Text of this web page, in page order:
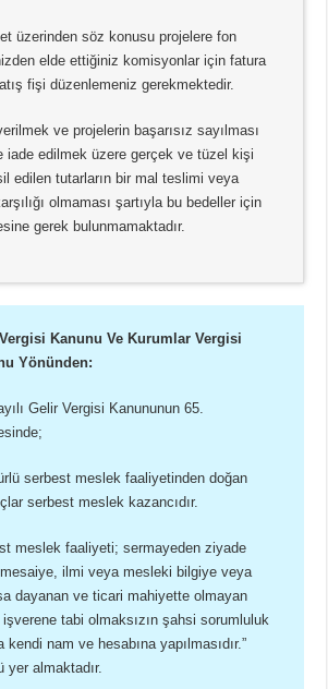
üzerinden söz konusu projelere fon
elde ettiğiniz komisyonlar için fatura
fişi düzenlemeniz gerekmektedir.
ve projelerin başarısız sayılması
iade edilmek üzere gerçek ve tüzel kişi
edilen tutarların bir mal teslimi veya
olmaması şartıyla bu bedeller için
gerek bulunmamaktadır.
Kanunu Ve Kurumlar Vergisi
Yönünden:
Gelir Vergisi Kanununun 65.
serbest meslek faaliyetinden doğan
serbest meslek kazancıdır.
meslek faaliyeti; sermayeden ziyade
ilmi veya mesleki bilgiye veya
dayanan ve ticari mahiyette olmayan
tabi olmaksızın şahsi sorumluluk
kendi nam ve hesabına yapılmasıdır.”
yer almaktadır.